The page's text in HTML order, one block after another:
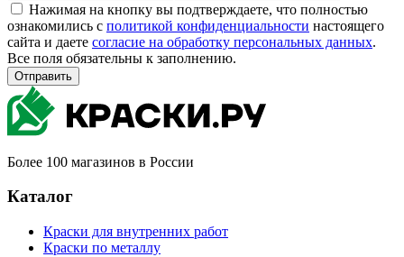
Нажимая на кнопку вы подтверждаете, что полностью
ознакомились с политикой конфиденциальности настоящего
сайта и даете согласие на обработку персональных данных.
Все поля обязательны к заполнению.
Отправить
Более 100 магазинов в России
Каталог
Краски для внутренних работ
Краски по металлу